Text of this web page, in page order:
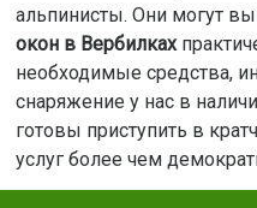
альпинисты. Они могут
окон в Вербилках
необходимые средства,
снаряжение у нас в
готовы приступить в
услуг более чем